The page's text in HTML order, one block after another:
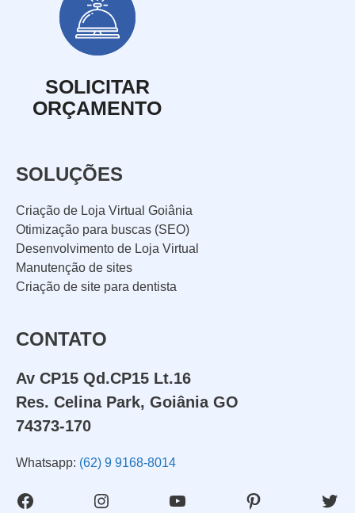
SOLICITAR
ORÇAMENTO
SOLUÇÕES
Criação de Loja Virtual Goiânia
Otimização para buscas (SEO)
Desenvolvimento de Loja Virtual
Manutenção de sites
Criação de site para dentista
CONTATO
Av CP15 Qd.CP15 Lt.16
Res. Celina Park, Goiânia GO
74373-170
Whatsapp: (62) 9 9168-8014
FacebookInstagramYoutube Pinterest